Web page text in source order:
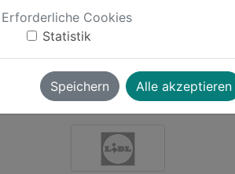
Erforderliche Cookies
Statistik
Speichern Alle akzeptieren